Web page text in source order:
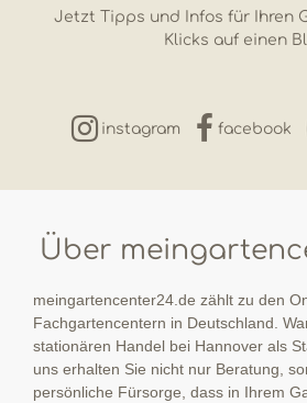
Jetzt Tipps und Infos für Ihren
Klicks auf einen
instagram facebook
Über
meingartencenter24.de zählt zu den
Fachgartencentern in Deutschland.
stationären Handel bei Hannover als
uns erhalten Sie nicht nur Beratung,
persönliche Fürsorge, dass in Ihrem